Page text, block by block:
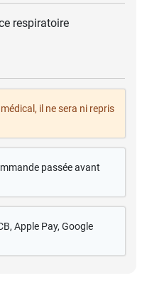
respiratoire
il ne sera ni repris
passée avant
, Apple Pay, Google